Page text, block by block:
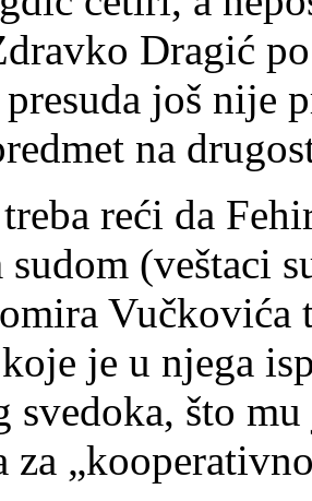
Dragić
još nije
na
reći da
(veštaci
Vučkovića
je u njega
svedoka, što
za